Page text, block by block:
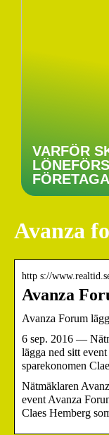
VARFÖR
Avanza
http s://
Avanza
Avanza Forum
6 sep. 2016 —
lägga ned sitt
sparekonomen
Nätmäklaren
event Avanza
Claes Hemberg